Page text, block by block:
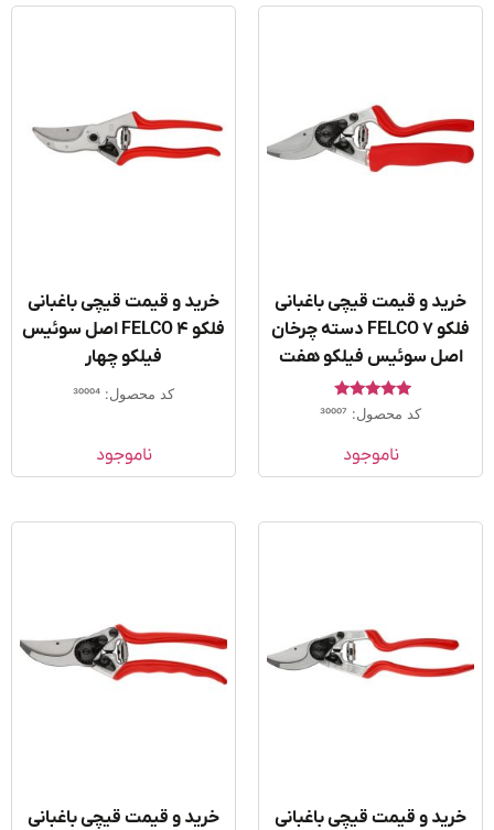
و قیمت قیچی باغبانی
فلکو FELCO 7 دسته چرخان
سوئیس فیلکو هفت
امتیاز
5.00
کد محصول: 30007
ناموجود
خرید و قیمت قیچی باغبانی
فلکو FELCO 4 اصل سوئیس
فیلکو چهار
کد محصول: 30004
ناموجود
و قیمت قیچی باغبانی
خرید و قیمت قیچی باغبانی